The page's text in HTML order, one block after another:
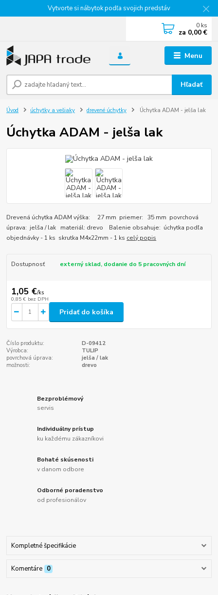
Vytvorte si nábytok podľa svojich predstáv
Menu
Hľadať
0 ks
za 0,00 €
Úvod úchytky a vešiaky drevené úchytky Úchytka ADAM - jelša lak
Úchytka ADAM - jelša lak
Drevená úchytka ADAM výška: 27 mm priemer: 35 mm povrchová
úprava: jelša / lak materiál: drevo Balenie obsahuje: úchytka podľa
objednávky - 1 ks skrutka M4x22mm - 1 ks celý popis
Dostupnosť externý sklad, dodanie do 5 pracovných dní
1,05 €/ks
0,85 € bez DPH
Pridať do košíka
Číslo produktu:
D-09412
Výrobca:
TULIP
povrchová úprava:
jelša / lak
možnosti:
drevo
Bezproblémový
servis
Individuálny prístup
ku každému zákazníkovi
Bohaté skúsenosti
v danom odbore
Odborné poradenstvo
od profesionálov
Kompletné špecifikácie
Komentáre 0